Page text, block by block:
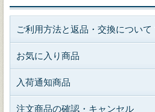
ご利用方法と返品・交換について
お気に入り商品
入荷通知商品
注文商品の確認・キャンセル